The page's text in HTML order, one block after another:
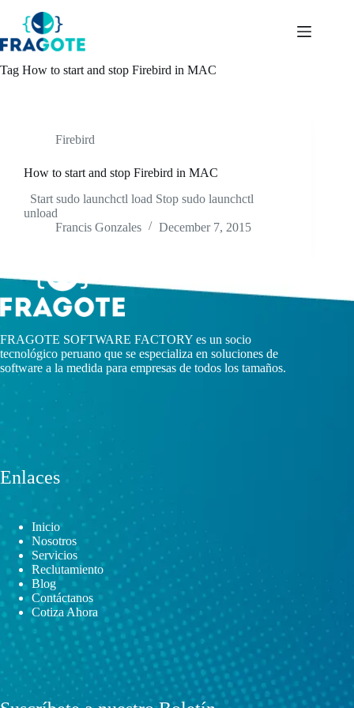
content
Tag How to start and stop Firebird in MAC
Firebird
How to start and stop Firebird in MAC
Start sudo launchctl load Stop sudo launchctl
unload
Francis Gonzales
December 7, 2015
FRAGOTE SOFTWARE FACTORY es un socio
tecnológico peruano que se especializa en soluciones de
software a la medida para empresas de todos los tamaños.
Enlaces
Inicio
Nosotros
Servicios
Reclutamiento
Blog
Contáctanos
Cotiza Ahora